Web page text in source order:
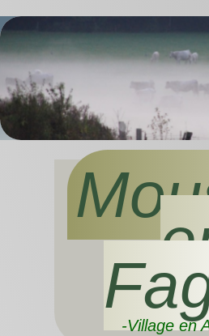
-Village en